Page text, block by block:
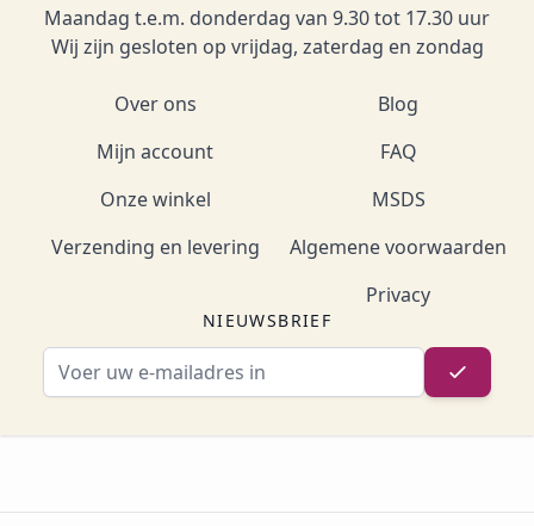
Maandag t.e.m. donderdag van 9.30 tot 17.30 uur
Wij zijn gesloten op vrijdag, zaterdag en zondag
Over ons
Mijn account
Onze winkel
Verzending en levering
Blog
FAQ
MSDS
Algemene voorwaarden
Privacy
NIEUWSBRIEF